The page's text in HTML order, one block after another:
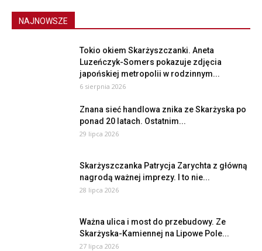
NAJNOWSZE
Tokio okiem Skarżyszczanki. Aneta
Luzeńczyk-Somers pokazuje zdjęcia
japońskiej metropolii w rodzinnym...
6 sierpnia 2026
Znana sieć handlowa znika ze Skarżyska po
ponad 20 latach. Ostatnim...
29 lipca 2026
Skarżyszczanka Patrycja Zarychta z główną
nagrodą ważnej imprezy. I to nie...
28 lipca 2026
Ważna ulica i most do przebudowy. Ze
Skarżyska-Kamiennej na Lipowe Pole...
27 lipca 2026